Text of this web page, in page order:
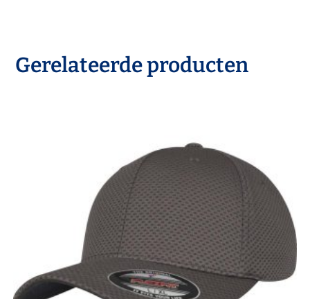
Gerelateerde producten